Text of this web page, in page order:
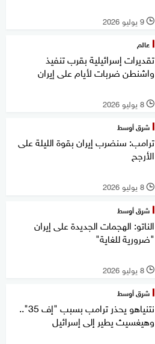
l 9 يوليو 2026
عالم
تقديرات إسرائيلية بقرب تنفيذ
واشنطن ضربات لأيام على إيران
l 8 يوليو 2026
شرق أوسط
ترامب: سنضرب إيران بقوة الليلة على
الأرجح
l 8 يوليو 2026
شرق أوسط
الناتو: الهجمات الجديدة على إيران
"ضرورية للغاية"
l 8 يوليو 2026
شرق أوسط
نتنياهو يحذر ترامب بسبب "إف 35"..
وهيغسيث يطير إلى إسرائيل